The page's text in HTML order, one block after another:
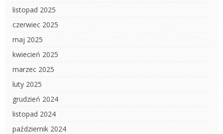
listopad 2025
czerwiec 2025
maj 2025
kwiecień 2025
marzec 2025
luty 2025
grudzień 2024
listopad 2024
październik 2024